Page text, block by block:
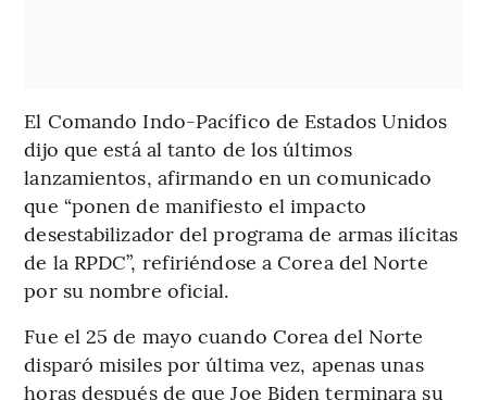
El Comando Indo-Pacífico de Estados Unidos
dijo que está al tanto de los últimos
lanzamientos, afirmando en un comunicado
que “ponen de manifiesto el impacto
desestabilizador del programa de armas ilícitas
de la RPDC”, refiriéndose a Corea del Norte
por su nombre oficial.
Fue el 25 de mayo cuando Corea del Norte
disparó misiles por última vez, apenas unas
horas después de que Joe Biden terminara su